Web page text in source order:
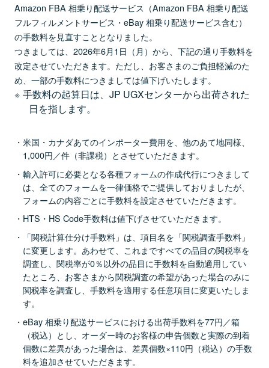
Amazon FBA 相乗り配送サービス（Amazon FBA 相乗り配送
フルフィルメントサービス・eBay 相乗り配送サービス含む）
の手数料を見直すこととなりました。
つきましては、2026年6月1日（月）から、下記の通り手数料を
改定させていただきます。ただし、お客さまのご負担軽減のた
め、一部の手数料につきましては値下げいたします。
手数料の起算日は、JP UGXセンターから出荷された
日を指します。
米国・カナダあてのインポーター費用を、他のあて地同様、
1,000円／件（非課税）とさせていただきます。
輸入許可に必要となる各種フォームの作成代行につきまして
は、全てのフォームを一律価格でご提供しておりましたが、
フォームの内容ごとに手数料を設定させていただきます。
HTS・HS Code手数料は値下げさせていただきます。
「関税計算仕分け手数料」は、項目名を「関税調査手数料」
に変更します。あわせて、これまですべての品目の関税率を
調査し、関税率が0％以外の品目に手数料を自動適用してい
たところ、お客さまから関税調査の希望があった場合のみに
関税率を調査し、手数料を適用する任意項目に変更いたしま
す。
eBay 相乗り配送サービスにおける出荷手数料を77円／箱
（税込）とし、オーダー時のお客様の申告個数と実際の到着
個数に差異があった場合は、差異個数×110円（税込）の手数
料を追加させていただきます。